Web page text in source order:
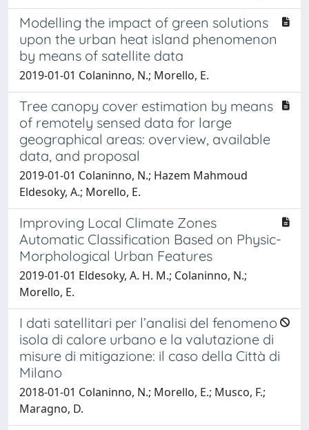
Modelling the impact of green solutions
upon the urban heat island phenomenon
by means of satellite data
2019-01-01 Colaninno, N.; Morello, E.
Tree canopy cover estimation by means
of remotely sensed data for large
geographical areas: overview, available
data, and proposal
2019-01-01 Colaninno, N.; Hazem Mahmoud
Eldesoky, A.; Morello, E.
Improving Local Climate Zones
Automatic Classification Based on Physic-
Morphological Urban Features
2019-01-01 Eldesoky, A. H. M.; Colaninno, N.;
Morello, E.
I dati satellitari per l’analisi del fenomeno
isola di calore urbano e la valutazione di
misure di mitigazione: il caso della Città di
Milano
2018-01-01 Colaninno, N.; Morello, E.; Musco, F.;
Maragno, D.